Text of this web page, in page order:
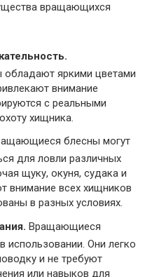
вращающихся
яркими цветами
внимание
с реальными
хищника.
блесны могут
для ловли различных
щуку, окуня, судака и
внимание всех хищников
в разных условиях.
Вращающиеся
использовании. Они легко
и не требуют
или навыков для